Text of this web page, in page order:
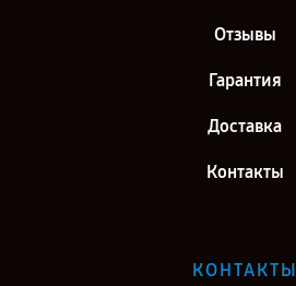
Отзывы
Гарантия
Доставка
Контакты
КОНТАКТЫ